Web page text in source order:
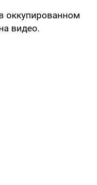
оккупированном
видео.